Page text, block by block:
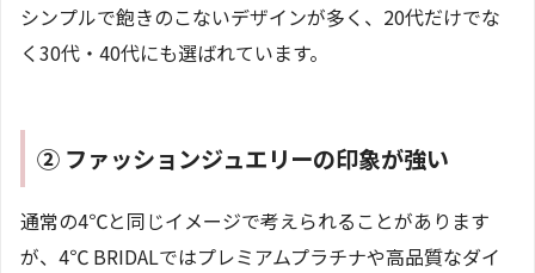
シンプルで飽きのこないデザインが多く、20代だけでな
く30代・40代にも選ばれています。
② ファッションジュエリーの印象が強い
通常の4℃と同じイメージで考えられることがあります
が、4℃ BRIDALではプレミアムプラチナや高品質なダイ